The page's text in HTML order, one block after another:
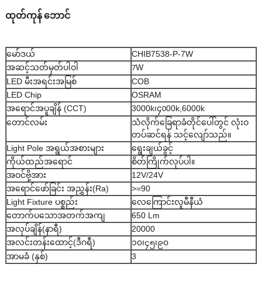
ထုတ်ကုန် ဘောင်
မော်ဒယ်
CHIB7538-P-7W
အဆင့်သတ်မှတ်ပါဝါ
7W
LED မီးအရင်းအမြစ်
COB
LED Chip
OSRAM
အရောင်အပူချိန် (CCT)
3000k၊၄000k,6000k
တောင်လမ်း
သံလိုက်ခြေရာခံတိုင်ပေါ်တွင် လုံးဝ
တပ်ဆင်ရန် သင့်လျော်သည်။
Light Pole အရွယ်အစားများ
ရွေးချယ်ခွင့်
ကိုယ်ထည်အရောင်
စိတ်ကြိုက်လုပ်ပါ။
အဝင်ဗို့အား
12V/24V
အရောင်ဖော်ခြင်း အညွှန်း(Ra)
>=90
Light Fixture ပစ္စည်း
လေကြောင်းလူမီနီယံ
တောက်ပသောအတက်အကျ
650 Lm
အလုပ်ချိန်(နာရီ)
20000
အလင်းတန်းထောင့်(ဒီဂရီ)
၁၀၊၄၅၊၉၀
အာမခံ (နှစ်) 3